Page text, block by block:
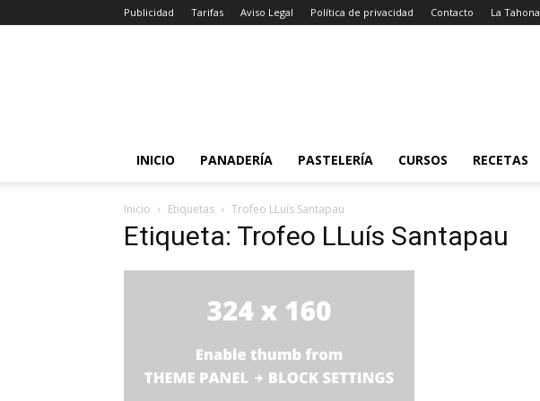
Publicidad Tarifas Aviso Legal Política de privacidad Contacto La Tahona
INICIO PANADERÍA PASTELERÍA CURSOS RECETAS
Inicio Etiquetas Trofeo LLuís Santapau
Etiqueta: Trofeo LLuís Santapau